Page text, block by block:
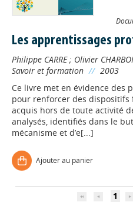
Les apprentissages
Philippe CARRE; Olivier
Savoir et formation // 2003
Ce livre met en évidence des
pour renforcer des dispositifs
acquis hors de toute activité
analysés, identifiés dans le
mécanisme et d’e[...]
Ajouter au panier
1
Appels à
Déposer une
Accéder à